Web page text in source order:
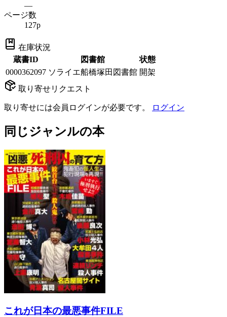
—
ページ数
127p
在庫状況
蔵書ID
図書館
状態
0000362097 ソライエ船橋塚田図書館 開架
取り寄せリクエスト
取り寄せには会員ログインが必要です。 ログイン
同じジャンルの本
これが日本の最悪事件FILE